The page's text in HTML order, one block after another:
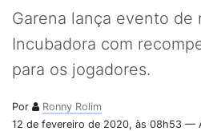
Garena lança evento de
Incubadora com
para os jogadores.
Por
Ronny Rolim
12 de fevereiro de 2020, às 08h53 —